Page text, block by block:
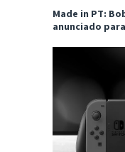
Made in PT:
anunciado